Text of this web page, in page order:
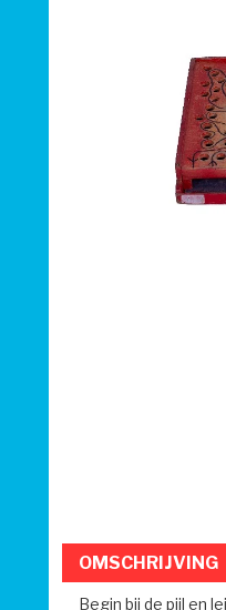
OMSCHRIJVING
Begin bij de pijl en